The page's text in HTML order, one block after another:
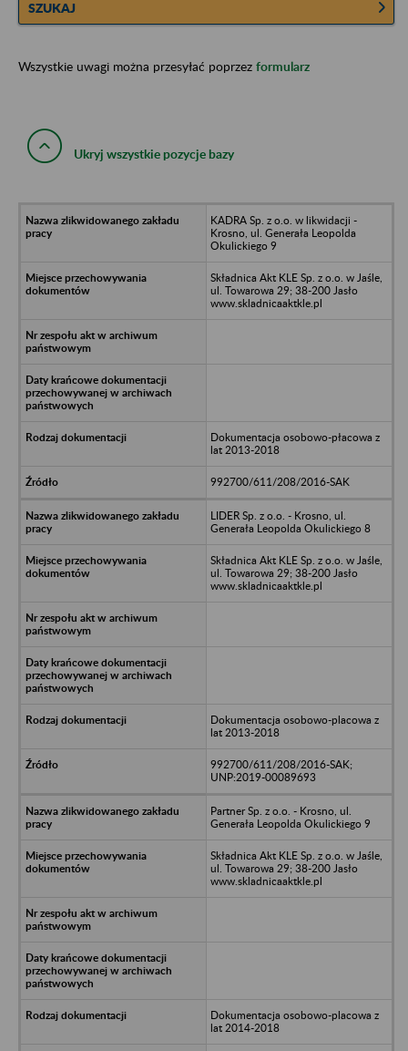
SZUKAJ
Wszystkie uwagi można przesyłać poprzez formularz
Ukryj wszystkie pozycje bazy
KADRA Sp. z o.o. w likwidacji -
Krosno, ul. Generała Leopolda
Okulickiego 9
Składnica Akt KLE Sp. z o.o. w Jaśle,
ul. Towarowa 29; 38-200 Jasło
www.skladnicaaktkle.pl
Dokumentacja osobowo-płacowa z
lat 2013-2018
992700/611/208/2016-SAK
LIDER Sp. z o.o. - Krosno, ul.
Generała Leopolda Okulickiego 8
Składnica Akt KLE Sp. z o.o. w Jaśle,
ul. Towarowa 29; 38-200 Jasło
www.skladnicaaktkle.pl
Dokumentacja osobowo-placowa z
lat 2013-2018
992700/611/208/2016-SAK;
UNP:2019-00089693
Partner Sp. z o.o. - Krosno, ul.
Generała Leopolda Okulickiego 9
Składnica Akt KLE Sp. z o.o. w Jaśle,
ul. Towarowa 29; 38-200 Jasło
www.skladnicaaktkle.pl
Dokumentacja osobowo-placowa z
lat 2014-2018